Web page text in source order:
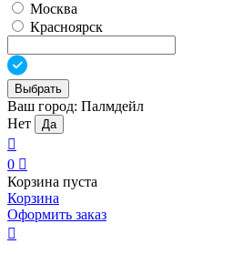
Москва
Красноярск
Выбрать
Ваш город: Палмдейл
Нет
Да

0 
Корзина пуста
Корзина
Оформить заказ
